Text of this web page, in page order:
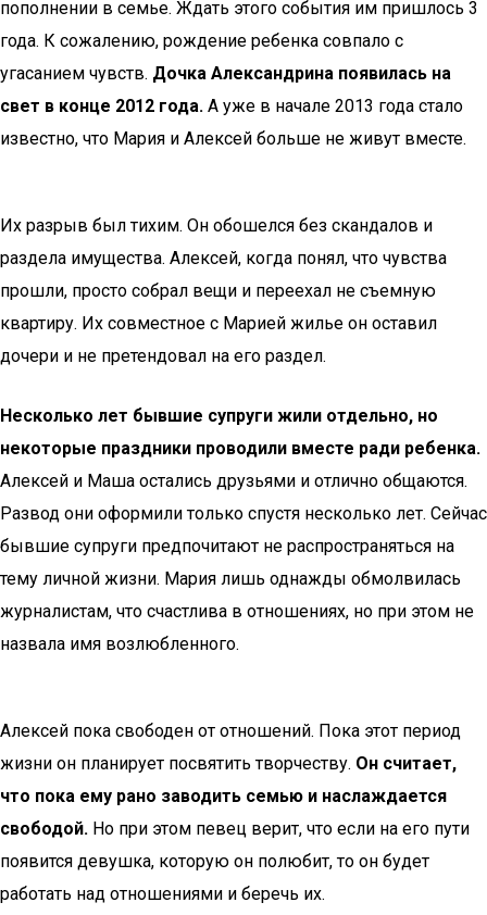
пополнении в семье. Ждать этого события им пришлось 3
года. К сожалению, рождение ребенка совпало с
угасанием чувств. Дочка Александрина появилась на
свет в конце 2012 года. А уже в начале 2013 года стало
известно, что Мария и Алексей больше не живут вместе.
Их разрыв был тихим. Он обошелся без скандалов и
раздела имущества. Алексей, когда понял, что чувства
прошли, просто собрал вещи и переехал не съемную
квартиру. Их совместное с Марией жилье он оставил
дочери и не претендовал на его раздел.
Несколько лет бывшие супруги жили отдельно, но
некоторые праздники проводили вместе ради ребенка.
Алексей и Маша остались друзьями и отлично общаются.
Развод они оформили только спустя несколько лет. Сейчас
бывшие супруги предпочитают не распространяться на
тему личной жизни. Мария лишь однажды обмолвилась
журналистам, что счастлива в отношениях, но при этом не
назвала имя возлюбленного.
Алексей пока свободен от отношений. Пока этот период
жизни он планирует посвятить творчеству. Он считает,
что пока ему рано заводить семью и наслаждается
свободой. Но при этом певец верит, что если на его пути
появится девушка, которую он полюбит, то он будет
работать над отношениями и беречь их.